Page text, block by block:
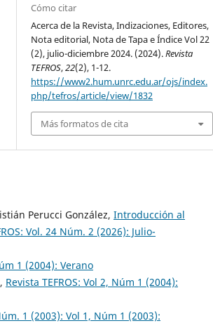
Cómo citar
Acerca de la Revista, Indizaciones, Editores,
Nota editorial, Nota de Tapa e Índice Vol 22
(2), julio-diciembre 2024. (2024).Revista
TEFROS,22(2), 1-12.
https://www2.hum.unrc.edu.ar/ojs/index.
php/tefros/article/view/1832
Más formatos de cita
Perucci González, Introducción al
Vol. 24 Núm. 2 (2026): Julio-
1 (2004): Verano
, Revista TEFROS: Vol 2, Núm 1 (2004):
1 (2003): Vol 1, Núm 1 (2003):